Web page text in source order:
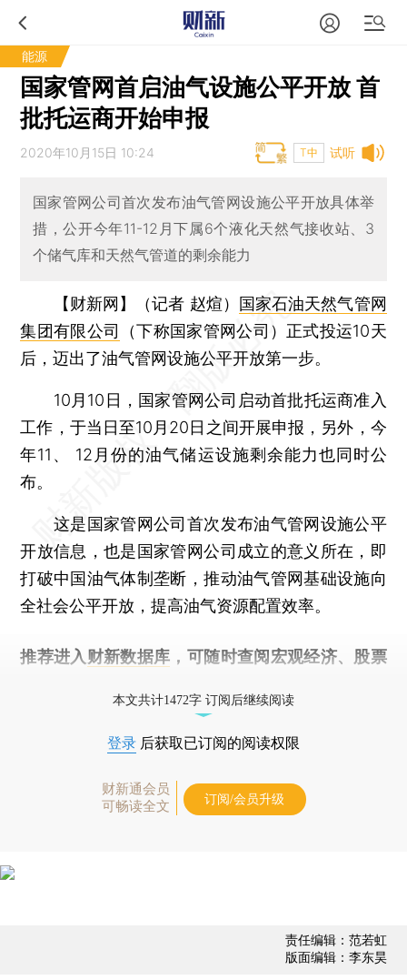
能源
国家管网首启油气设施公平开放 首
批托运商开始申报
试听
2020年10月15日 10:24 T中
国家管网公司首次发布油气管网设施公平开放具体举
措，公开今年11-12月下属6个液化天然气接收站、3
个储气库和天然气管道的剩余能力
【财新网】（记者 赵煊）
国家石油天然气管网
集团有限公司
（下称国家管网公司）正式投运10天
后，迈出了油气管网设施公平开放第一步。
10月10日，国家管网公司启动首批托运商准入
工作，于当日至10月20日之间开展申报，另外，今
年11、 12月份的油气储运设施剩余能力也同时公
布。
这是国家管网公司首次发布油气管网设施公平
开放信息，也是国家管网公司成立的意义所在，即
打破中国油气体制垄断，推动油气管网基础设施向
全社会公平开放，提高油气资源配置效率。
推荐进入 财新数据库 ，可随时查阅宏观经济、股票
本文共计1472字 订阅后继续阅读
登录 后获取已订阅的阅读权限
财新通会员
可畅读全文
订阅/会员升级
责任编辑：范若虹
版面编辑：李东昊